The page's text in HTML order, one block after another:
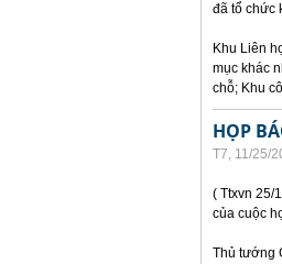
đã tổ chức
Khu Liên
mục khác
chỗ; Khu
HỌP
T7, 11/25/
( Ttxvn 25/
của cuộc
Thủ tướng